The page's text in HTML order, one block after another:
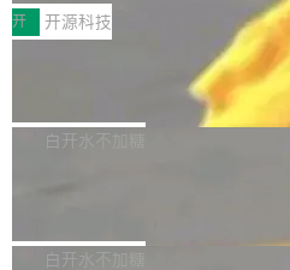
括 epoll（围绕 kqueue 实现）、
列、...
营、到IAA游戏的“买变一体”正循环
广告协同的全链路经营闭环，以及
的出海增长布局。 华为终端云业务
责人在开场致辞中表示，游戏开发
已不再是“多一个投放渠道”，而是
高质量游戏...
列主板阵容迎来新成员——B850
X3D。作为面向主流高性能平台打
产品，B850 AORUS ELITE X3D延
D平台优化上的技术积累，旨在为
更稳定、更高效的装机选择。
式2.0，可根据不同使用场景释放处
开 开源科技
Zadig v5.0 发布：AI 发布专员与
我们团队这几天最大的卡点不是 AI
好，是 AI 写得太好了。 好到审查排
过 1528 名开发者，85% 说 AI 把瓶
白开水不加糖
数据库，有一个图形后端。作为一
白开水不加糖